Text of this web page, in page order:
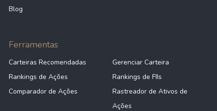
Blog
Ferramentas
Carteiras Recomendadas
Gerenciar Carteira
Rankings de Ações
Rankings de FIIs
Comparador de Ações
Rastreador de Ativos de
Ações